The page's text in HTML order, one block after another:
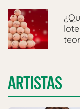
ARTISTAS